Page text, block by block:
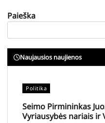
Paieška
Naujausios naujienos
Politika
Seimo Pirmininkas
Vyriausybės nariais ir